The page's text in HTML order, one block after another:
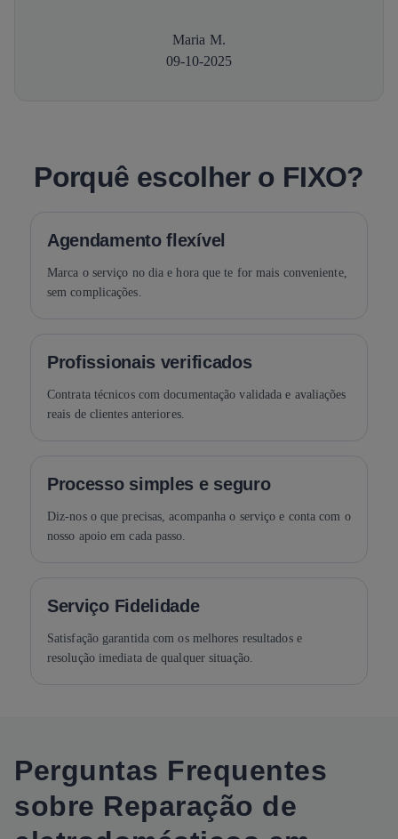
Maria M.
09-10-2025
Porquê escolher o FIXO?
Agendamento flexível
Marca o serviço no dia e hora que te for mais conveniente,
sem complicações.
Profissionais verificados
Contrata técnicos com documentação validada e avaliações
reais de clientes anteriores.
Processo simples e seguro
Diz-nos o que precisas, acompanha o serviço e conta com o
nosso apoio em cada passo.
Serviço Fidelidade
Satisfação garantida com os melhores resultados e
resolução imediata de qualquer situação.
Perguntas Frequentes
sobre Reparação de